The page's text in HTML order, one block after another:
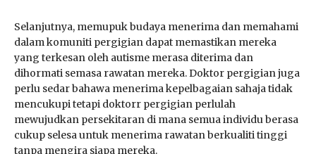
Selanjutnya, memupuk budaya menerima dan memahami
dalam komuniti pergigian dapat memastikan mereka
yang terkesan oleh autisme merasa diterima dan
dihormati semasa rawatan mereka. Doktor pergigian juga
perlu sedar bahawa menerima kepelbagaian sahaja tidak
mencukupi tetapi doktorr pergigian perlulah
mewujudkan persekitaran di mana semua individu berasa
cukup selesa untuk menerima rawatan berkualiti tinggi
tanpa mengira siapa mereka.